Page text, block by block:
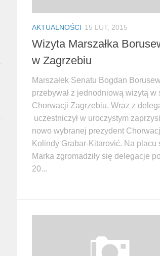
AKTUALNOŚCI 15 LUT, 2015
Wizyta Marszałka
w Zagrzebiu
Marszałek Senatu Bogdan
przebywał z jednodniową wizytą w
Chorwacji Zagrzebiu. Wraz z
uczestniczył w uroczystym
nowo wybranej prezydent
Kolindy Grabar-Kitarović. Na placu
Marka zgromadziły się delegacje
20...